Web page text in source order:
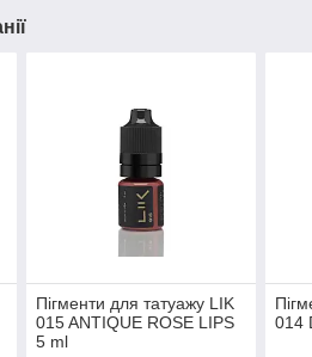
Пігменти для татуажу LIK
015 ANTIQUE ROSE LIPS
5 ml
014